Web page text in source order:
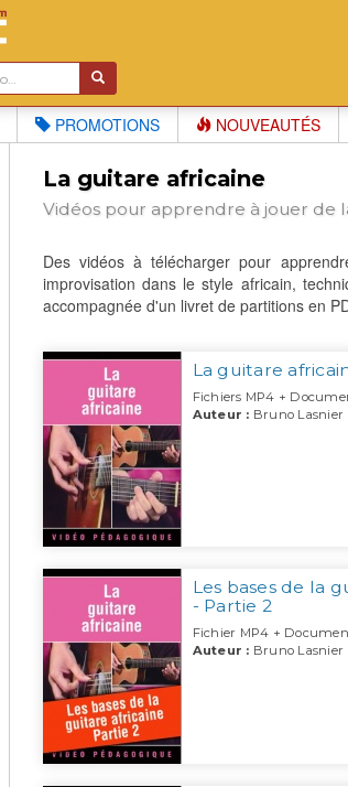
PROMOTIONS NOUVEAUTÉS
La guitare africaine
Vidéos pour apprendre à jouer de
Des vidéos à télécharger pour
improvisation dans le style africain,
accompagnée d'un livret de partitions en
La guitare
Fichiers MP4 +
Auteur : Bruno Lasnier
Les bases de la
- Partie 2
Fichier MP4 +
Auteur : Bruno Lasnier